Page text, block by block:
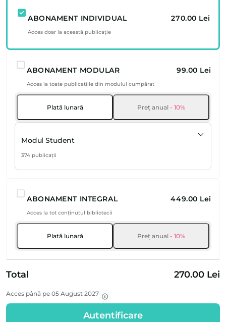
ABONAMENT INDIVIDUAL 270.00 Lei
Acces doar la această publicație
ABONAMENT MODULAR 99.00 Lei
Acces la toate publicațiile din modulul cumpărat
Plată lunară Preț anual - 10%
Modul Student
374 publicații
ABONAMENT INTEGRAL 449.00 Lei
Acces la tot conținutul bibliotecii
Plată lunară Preț anual - 10%
Total 270.00 Lei
Acces până pe 05 August 2027
Autentificare